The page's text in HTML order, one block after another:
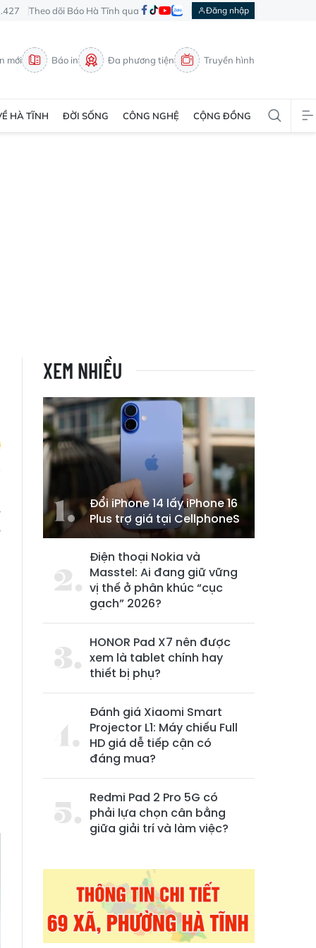
Theo dõi Báo Hà Tĩnh qua Đăng nhập
mới Báo in Đa phương tiện Truyền hình
HÀ TĨNH ĐỜI SỐNG CÔNG NGHỆ CỘNG ĐỒNG
XEM NHIỀU
Đổi iPhone 14 lấy iPhone 16
Plus trợ giá tại CellphoneS
Điện thoại Nokia và
Masstel: Ai đang giữ vững
vị thế ở phân khúc “cục
gạch” 2026?
HONOR Pad X7 nên được
xem là tablet chính hay
thiết bị phụ?
Đánh giá Xiaomi Smart
Projector L1: Máy chiếu Full
HD giá dễ tiếp cận có
đáng mua?
Redmi Pad 2 Pro 5G có
phải lựa chọn cân bằng
giữa giải trí và làm việc?